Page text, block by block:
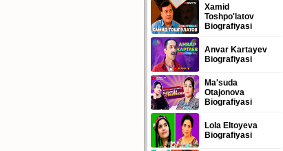
Xamid
Toshpo'latov
Biografiyasi
Anvar Kartayev
Biografiyasi
Ma'suda
Otajonova
Biografiyasi
Lola Eltoyeva
Biografiyasi